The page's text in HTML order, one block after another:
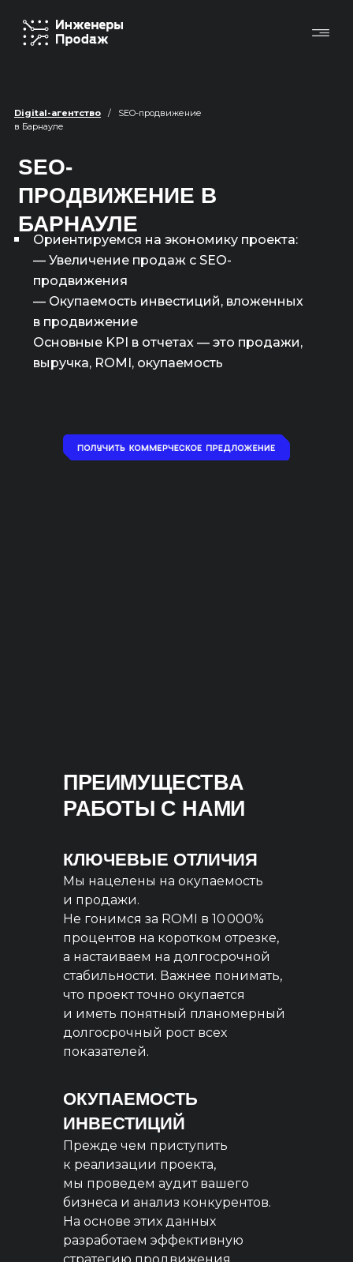
SEO-
ПРОДВИЖЕНИЕ В
БАРНАУЛЕ
Ориентируемся на экономику проекта:
— Увеличение продаж с SEO-
продвижения
— Окупаемость инвестиций, вложенных
в продвижение
Основные KPI в отчетах — это продажи,
выручка, ROMI, окупаемость
Digital-агентство / SEO-продвижение
в Барнауле
ОКУПАЕМОСТЬ
ИНВЕСТИЦИЙ
Прежде чем приступить
к реализации проекта,
мы проведем аудит вашего
бизнеса и анализ конкурентов.
На основе этих данных
разработаем эффективную
ПРЕИМУЩЕСТВА
РАБОТЫ С НАМИ
КЛЮЧЕВЫЕ ОТЛИЧИЯ
Мы нацелены на окупаемость
и продажи.
Не гонимся за ROMI в 10 000%
процентов на коротком отрезке,
а настаиваем на долгосрочной
стабильности. Важнее понимать,
что проект точно окупается
и иметь понятный планомерный
долгосрочный рост всех
показателей.